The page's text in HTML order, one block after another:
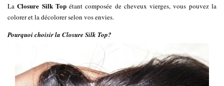
LaClosure Silk Topétant composée de cheveux vierges, vous pouvez la
colorer et la décolorer selon vos envies.
Pourquoi choisir la Closure Silk Top?